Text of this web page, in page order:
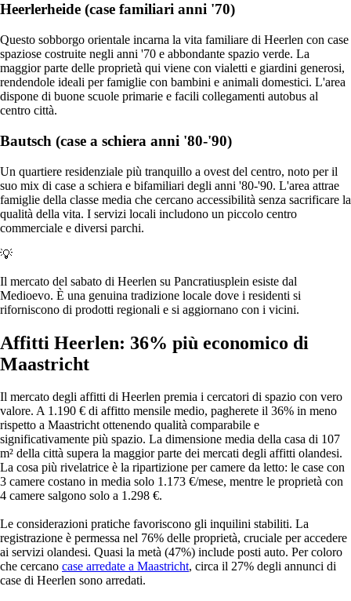
Heerlerheide (case familiari anni '70)
Questo sobborgo orientale incarna la vita familiare di Heerlen con case
spaziose costruite negli anni '70 e abbondante spazio verde. La
maggior parte delle proprietà qui viene con vialetti e giardini generosi,
rendendole ideali per famiglie con bambini e animali domestici. L'area
dispone di buone scuole primarie e facili collegamenti autobus al
centro città.
Bautsch (case a schiera anni '80-'90)
Un quartiere residenziale più tranquillo a ovest del centro, noto per il
suo mix di case a schiera e bifamiliari degli anni '80-'90. L'area attrae
famiglie della classe media che cercano accessibilità senza sacrificare la
qualità della vita. I servizi locali includono un piccolo centro
commerciale e diversi parchi.
💡
Il mercato del sabato di Heerlen su Pancratiusplein esiste dal
Medioevo. È una genuina tradizione locale dove i residenti si
riforniscono di prodotti regionali e si aggiornano con i vicini.
Affitti Heerlen: 36% più economico di
Maastricht
Il mercato degli affitti di Heerlen premia i cercatori di spazio con vero
valore. A 1.190 € di affitto mensile medio, pagherete il 36% in meno
rispetto a Maastricht ottenendo qualità comparabile e
significativamente più spazio. La dimensione media della casa di 107
m² della città supera la maggior parte dei mercati degli affitti olandesi.
La cosa più rivelatrice è la ripartizione per camere da letto: le case con
3 camere costano in media solo 1.173 €/mese, mentre le proprietà con
4 camere salgono solo a 1.298 €.
Le considerazioni pratiche favoriscono gli inquilini stabiliti. La
registrazione è permessa nel 76% delle proprietà, cruciale per accedere
ai servizi olandesi. Quasi la metà (47%) include posti auto. Per coloro
che cercano case arredate a Maastricht, circa il 27% degli annunci di
case di Heerlen sono arredati.